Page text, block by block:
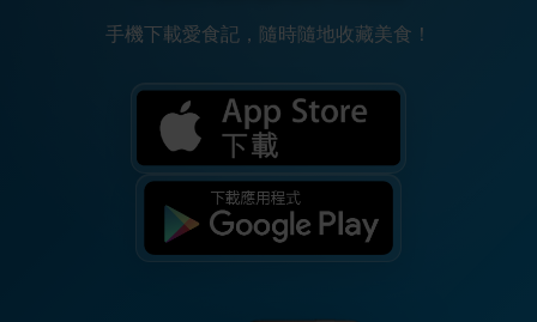
手機下載愛食記，隨時隨地收藏美食！